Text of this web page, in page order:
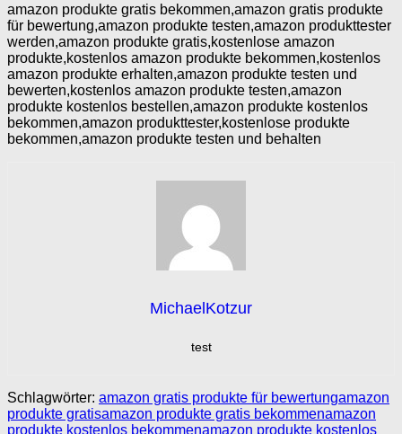
amazon produkte gratis bekommen,amazon gratis produkte
für bewertung,amazon produkte testen,amazon produkttester
werden,amazon produkte gratis,kostenlose amazon
produkte,kostenlos amazon produkte bekommen,kostenlos
amazon produkte erhalten,amazon produkte testen und
bewerten,kostenlos amazon produkte testen,amazon
produkte kostenlos bestellen,amazon produkte kostenlos
bekommen,amazon produkttester,kostenlose produkte
bekommen,amazon produkte testen und behalten
MichaelKotzur
test
Schlagwörter: amazon gratis produkte für bewertungamazon
produkte gratisamazon produkte gratis bekommenamazon
produkte kostenlos bekommenamazon produkte kostenlos